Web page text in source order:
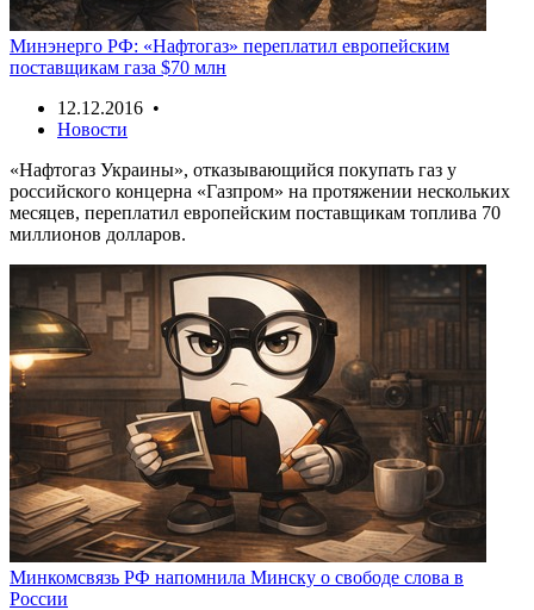
Минэнерго РФ: «Нафтогаз» переплатил европейским
поставщикам газа $70 млн
12.12.2016 •
Новости
«Нафтогаз Украины», отказывающийся покупать газ у
российского концерна «Газпром» на протяжении нескольких
месяцев, переплатил европейским поставщикам топлива 70
миллионов долларов.
Минкомсвязь РФ напомнила Минску о свободе слова в
России